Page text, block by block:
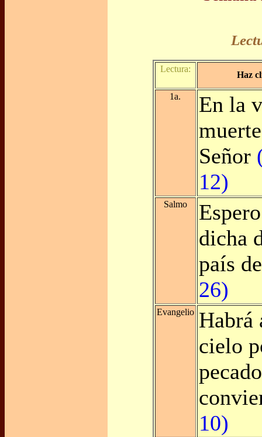
Lectura:
Haz
1a.
En la
Señor
12)
Salmo
dicha
país
26)
Evangelio Habrá
cielo
10)